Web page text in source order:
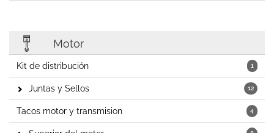
Motor
1
Kit de distribución
12
Juntas y Sellos
4
Tacos motor y transmision